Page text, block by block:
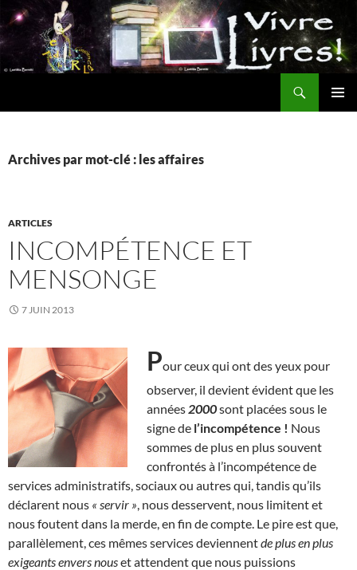
Aller
au
contenu
Archives par mot-clé : les affaires
ARTICLES
INCOMPÉTENCE ET
MENSONGE
7 JUIN 2013
Pour ceux qui ont des yeux pour
observer, il devient évident que les
années 2000sont placées sous le
signe de l’incompétence ! Nous
sommes de plus en plus souvent
confrontés à l’incompétence de
services administratifs, sociaux ou autres qui, tandis qu’ils
déclarent nous « servir » , nous desservent, nous limitent et
nous foutent dans la merde, en fin de compte. Le pire est que,
parallèlement, ces mêmes services deviennentde plus en plus
exigeants envers nouset attendent que nous puissions